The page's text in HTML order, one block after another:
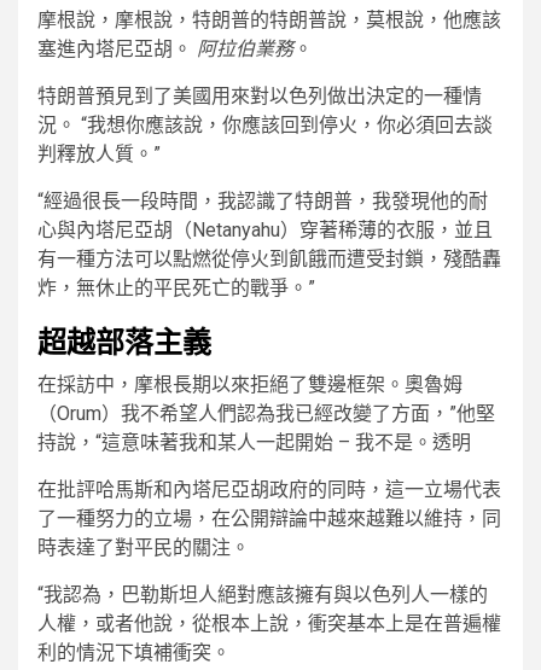
摩根說，摩根說，特朗普的特朗普說，莫根說，他應該
塞進內塔尼亞胡。 阿拉伯業務。
特朗普預見到了美國用來對以色列做出決定的一種情
況。 “我想你應該說，你應該回到停火，你必須回去談
判釋放人質。”
“經過很長一段時間，我認識了特朗普，我發現他的耐
心與內塔尼亞胡（Netanyahu）穿著稀薄的衣服，並且
有一種方法可以點燃從停火到飢餓而遭受封鎖，殘酷轟
炸，無休止的平民死亡的戰爭。”
超越部落主義
在採訪中，摩根長期以來拒絕了雙邊框架。奧魯姆
（Orum）我不希望人們認為我已經改變了方面，”他堅
持說，“這意味著我和某人一起開始 – 我不是。透明
在批評哈馬斯和內塔尼亞胡政府的同時，這一立場代表
了一種努力的立場，在公開辯論中越來越難以維持，同
時表達了對平民的關注。
“我認為，巴勒斯坦人絕對應該擁有與以色列人一樣的
人權，或者他說，從根本上說，衝突基本上是在普遍權
利的情況下填補衝突。